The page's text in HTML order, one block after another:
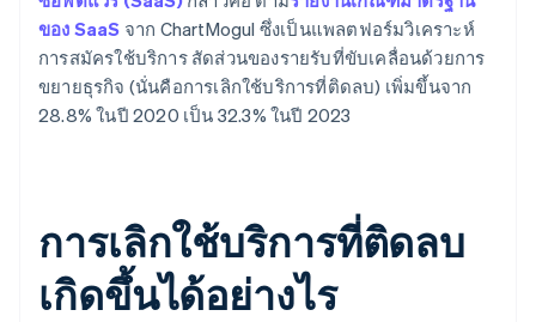
ของ SaaS จาก ChartMogul ซึ่งเป็นแพลตฟอร์มวิเคราะห์
การสมัครใช้บริการ สัดส่วนของรายรับที่ขับเคลื่อนด้วยการ
ขยายธุรกิจ (นั่นคือการเลิกใช้บริการที่ติดลบ) เพิ่มขึ้นจาก
28.8% ในปี 2020 เป็น 32.3% ในปี 2023
การเลิกใช้บริการที่ติดลบ
เกิดขึ้นได้อย่างไร